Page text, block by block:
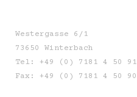
Westergasse 6/1
73650 Winterbach
Tel: +49 (0) 7181 4 50 91
Fax: +49 (0) 7181 4 50 90